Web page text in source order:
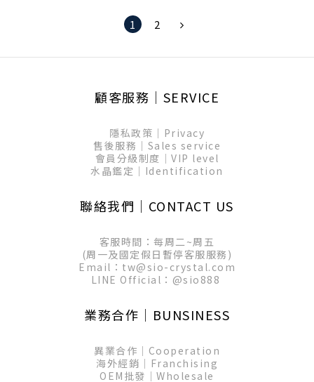
1 2
顧客服務│SERVICE
隱私政策│Privacy
售後服務│Sales service
會員分級制度│VIP level
水晶鑑定│Identification
聯絡我們│CONTACT US
客服時間：每周二~周五
(周一及國定假日暫停客服服務)
Email：tw@sio-crystal.com
LINE Official： @sio888
業務合作│BUNSINESS
異業合作│Cooperation
海外經銷│Franchising
OEM批發│Wholesale